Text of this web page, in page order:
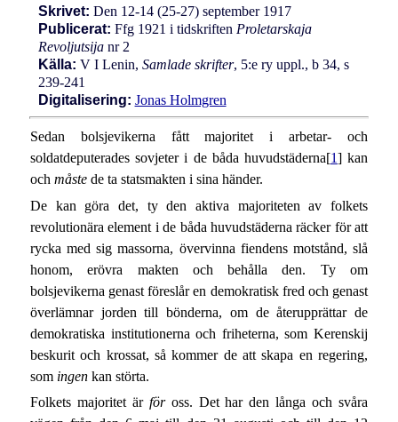
Skrivet: Den 12-14 (25-27) september 1917
Publicerat: Ffg 1921 i tidskriften Proletarskaja
Revoljutsijanr 2
Källa: V I Lenin, Samlade skrifter, 5:e ry uppl., b 34, s
239-241
Digitalisering: Jonas Holmgren
Sedan bolsjevikerna fått majoritet i arbetar- och
soldatdeputerades sovjeter i de båda huvudstäderna[1] kan
och måstede ta statsmakten i sina händer.
De kan göra det, ty den aktiva majoriteten av folkets
revolutionära element i de båda huvudstäderna räcker för att
rycka med sig massorna, övervinna fiendens motstånd, slå
honom, erövra makten och behålla den. Ty om
bolsjevikerna genast föreslår en demokratisk fred och genast
överlämnar jorden till bönderna, om de återupprättar de
demokratiska institutionerna och friheterna, som Kerenskij
beskurit och krossat, så kommer de att skapa en regering,
som ingenkan störta.
Folkets majoritet är föross. Det har den långa och svåra